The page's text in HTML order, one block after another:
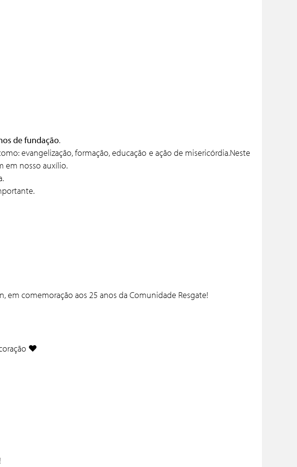
de fundação.
evangelização, formação, educação e ação de misericórdia.Neste
em nosso auxílio.
, em comemoração aos 25 anos da Comunidade Resgate!
❤️